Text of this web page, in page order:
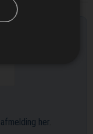
her